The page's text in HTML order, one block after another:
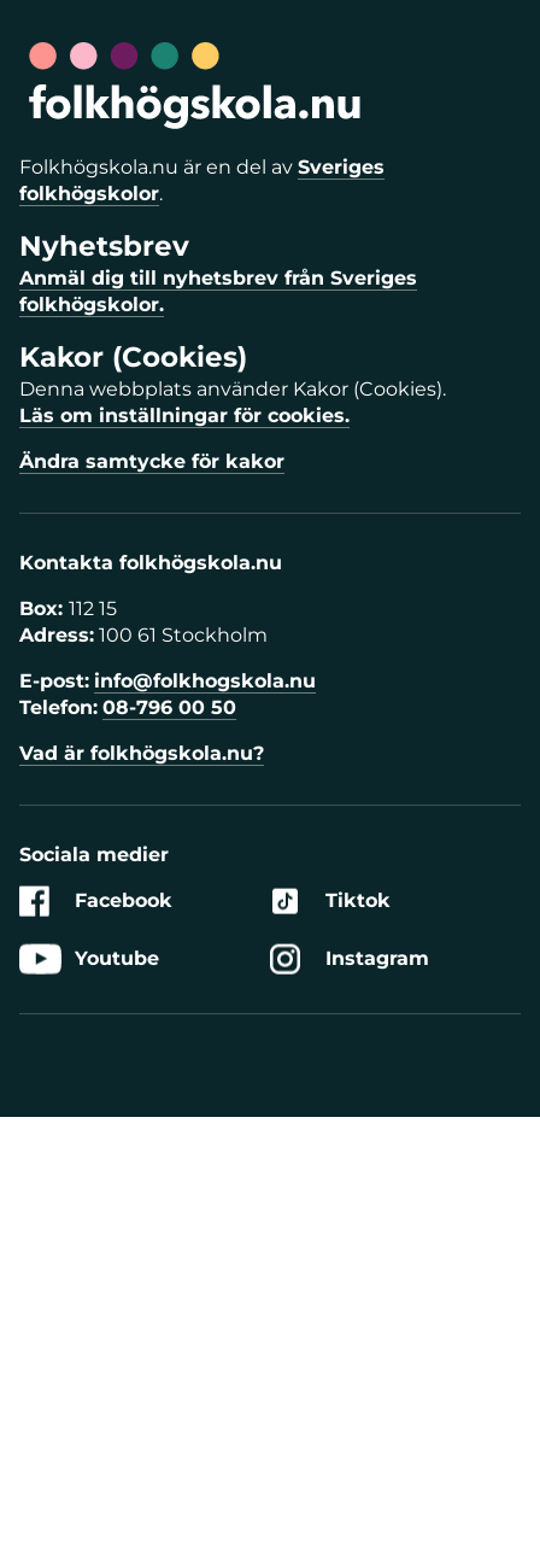
Folkhögskola.nu är en del av Sveriges
folkhögskolor.
Nyhetsbrev
Anmäl dig till nyhetsbrev från Sveriges
folkhögskolor.
Kakor (Cookies)
Denna webbplats använder Kakor (Cookies).
Läs om inställningar för cookies.
Ändra samtycke för kakor
Kontakta folkhögskola.nu
Box: 112 15
Adress: 100 61 Stockholm
E-post: info@folkhogskola.nu
Telefon: 08-796 00 50
Vad är folkhögskola.nu?
Sociala medier
Facebook
Youtube
Tiktok
Instagram